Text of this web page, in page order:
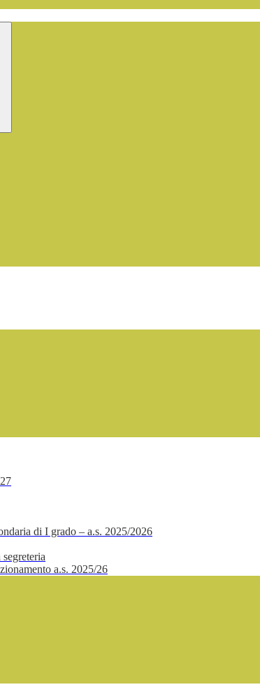
di I grado – a.s. 2025/2026
a.s. 2025/26